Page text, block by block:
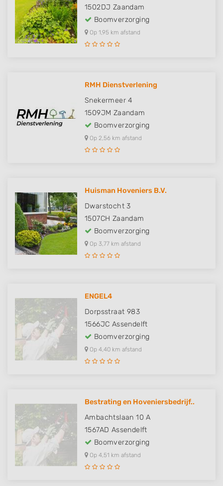
1502DJ Zaandam
Boomverzorging
Op 1,95 km afstand
RMH Dienstverlening
Snekermeer 4
1509JM Zaandam
Boomverzorging
Op 2,56 km afstand
Huisman Hoveniers B.V.
Dwarstocht 3
1507CH Zaandam
Boomverzorging
Op 3,77 km afstand
ENGEL4
Dorpsstraat 983
1566JC Assendelft
Boomverzorging
Op 4,40 km afstand
Bestrating en Hoveniersbedrijf..
Ambachtslaan 10 A
1567AD Assendelft
Boomverzorging
Op 4,51 km afstand